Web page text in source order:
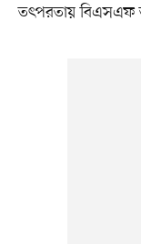
তৎপরতায় বিএসএফ